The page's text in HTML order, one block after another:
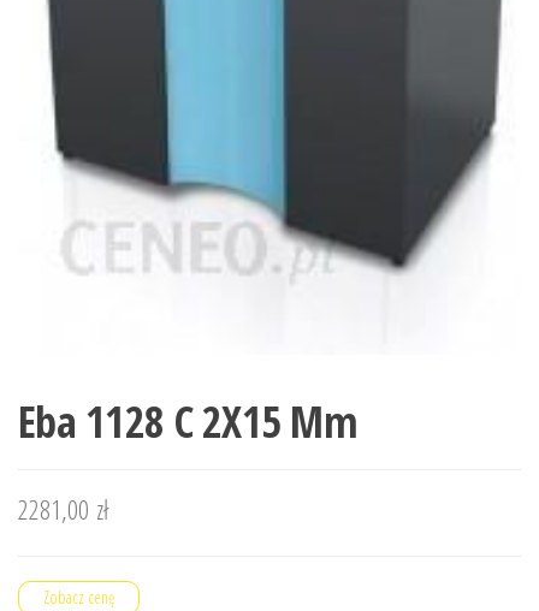
Eba 1128 C 2X15 Mm
2281,00 zł
Zobacz cenę